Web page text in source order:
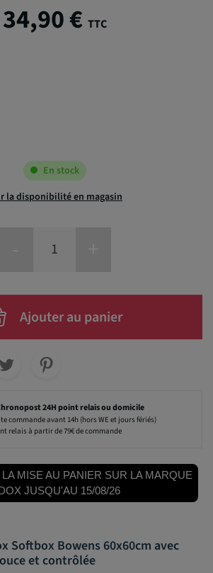
34,90 € TTC
En stock
la disponibilité en magasin
Ajouter au panier
24H point relais ou domicile
commande avant 14h (hors WE et jours fériés)
relais à partir de 79€ de commande
MISE AU PANIER SUR LA MARQUE
JUSQU'AU 15/08/26
Softbox Bowens 60x60cm avec
et contrôlée